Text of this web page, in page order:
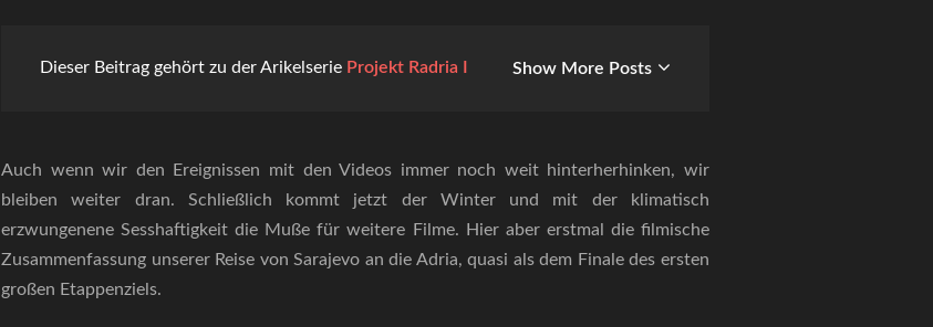
Dieser Beitrag gehört zu der Arikelserie Projekt Radria I Show More Posts
Auch wenn wir den Ereignissen mit den Videos immer noch weit hinterherhinken, wir
bleiben weiter dran. Schließlich kommt jetzt der Winter und mit der klimatisch
erzwungenene Sesshaftigkeit die Muße für weitere Filme. Hier aber erstmal die filmische
Zusammenfassung unserer Reise von Sarajevo an die Adria, quasi als dem Finale des ersten
großen Etappenziels.